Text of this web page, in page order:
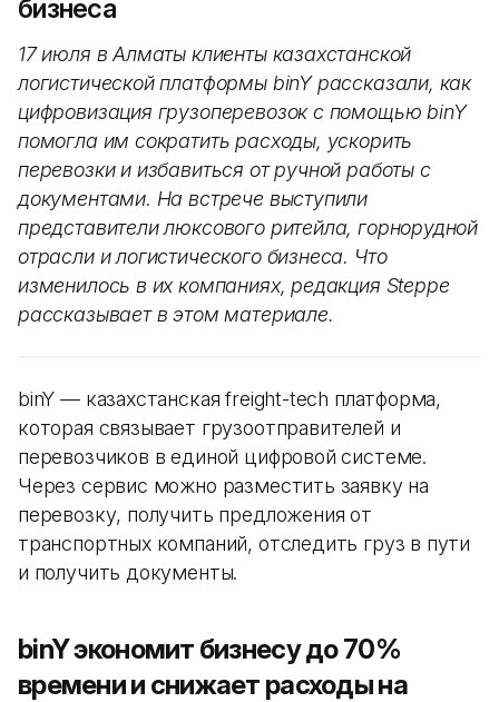
бизнеса
17 июля в Алматы клиенты казахстанской
логистической платформы binY рассказали, как
цифровизация грузоперевозок с помощью binY
помогла им сократить расходы, ускорить
перевозки и избавиться от ручной работы с
документами. На встрече выступили
представители люксового ритейла, горнорудной
отрасли и логистического бизнеса. Что
изменилось в их компаниях, редакция Steppe
рассказывает в этом материале.
binY — казахстанская freight-tech платформа,
которая связывает грузоотправителей и
перевозчиков в единой цифровой системе.
Через сервис можно разместить заявку на
перевозку, получить предложения от
транспортных компаний, отследить груз в пути
и получить документы.
binY экономит бизнесу до 70%
времени и снижает расходы на